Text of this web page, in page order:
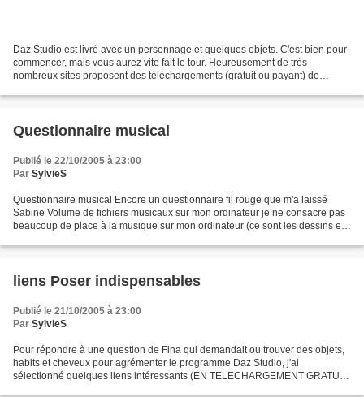
Daz Studio est livré avec un personnage et quelques objets. C'est bien pour
commencer, mais vous aurez vite fait le tour. Heureusement de très
nombreux sites proposent des téléchargements (gratuit ou payant) de
Questionnaire musical
Publié le 22/10/2005 à 23:00
Par SylvieS
Questionnaire musical Encore un questionnaire fil rouge que m'a laissé
Sabine Volume de fichiers musicaux sur mon ordinateur je ne consacre pas
beaucoup de place à la musique sur mon ordinateur (ce sont les dessins et
liens Poser indispensables
Publié le 21/10/2005 à 23:00
Par SylvieS
Pour répondre à une question de Fina qui demandait ou trouver des objets,
habits et cheveux pour agrémenter le programme Daz Studio, j'ai
sélectionné quelques liens intéressants (EN TELECHARGEMENT GRATUIT)